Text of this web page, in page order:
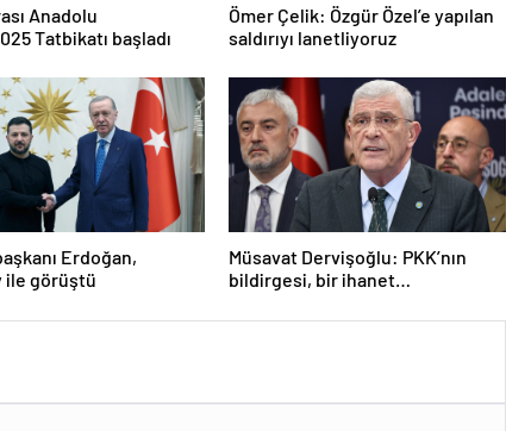
Anadolu
Tatbikatı başladı
Ömer Çelik: Özgür Özel’e yapılan
saldırıyı lanetliyoruz
Erdoğan,
ile görüştü
Müsavat Dervişoğlu: PKK’nın
bildirgesi, bir ihanet